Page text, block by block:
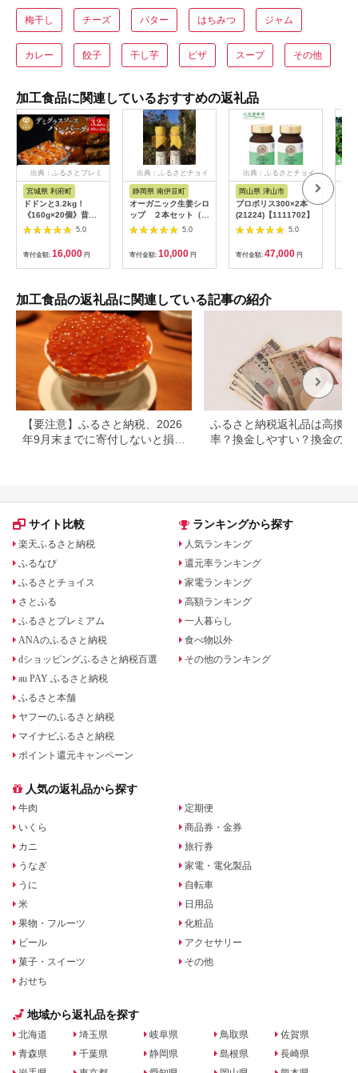
梅干し チーズ バター はちみつ ジャム
カレー 餃子 干し芋 ピザ スープ その他
加工食品に関連しているおすすめの返礼品
出典：ふるさとプレミ
宮城県 利府町
ドドンと3.2kg！
《160g×20個》昔懐
かしいデミグラスソー
スハンバーグ 肉 洋食
簡単 大容量 湯煎 湯せ
ん 個包装 [大容量 ハ
ンバーグ 肉 おかず 惣
洋食 湯煎 個別包装 小
分 お弁当 便利 お試
し]|06_thm-040601
5.0
寄付金額: 16,000 円
出典：ふるさとチョイ
静岡県 南伊豆町
オーガニック生姜シロ
ップ ２本セット（プ
レーン） 【 生姜 健
康 ジンジャーシロッ
プ ジンジャー しょう
が 生姜シロップ 】
<H-1>
5.0
寄付金額: 10,000 円
出典：ふるさとチョイ
岡山県 津山市
プロポリス300×2本
(21224)【1111702】
5.0
寄付金額: 47,000 円
加工食品の返礼品に関連している記事の紹介
【要注意】ふるさと納税、2026
年9月末までに寄付しないと損す
ふるさと納税返礼品は高換金
率？換金しやすい？換金の可
サイト比較
楽天ふるさと納税
ふるなび
ふるさとチョイス
さとふる
ふるさとプレミアム
ANAのふるさと納税
dショッピングふるさと納税百選
au PAY ふるさと納税
ふるさと本舗
ヤフーのふるさと納税
マイナビふるさと納税
ポイント還元キャンペーン
ランキングから探す
人気ランキング
還元率ランキング
家電ランキング
高額ランキング
一人暮らし
食べ物以外
その他のランキング
人気の返礼品から探す
牛肉
いくら
カニ
うなぎ
うに
米
果物・フルーツ
ビール
菓子・スイーツ
おせち
定期便
商品券・金券
旅行券
家電・電化製品
自転車
日用品
化粧品
アクセサリー
その他
地域から返礼品を探す
北海道
青森県
埼玉県
千葉県
岐阜県
静岡県
鳥取県
島根県
佐賀県
長崎県